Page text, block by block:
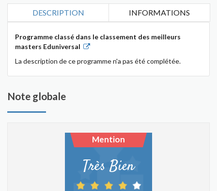
DESCRIPTION INFORMATIONS
Programme classé dans le classement des meilleurs
masters Eduniversal
La description de ce programme n'a pas été complétée.
Note globale
Mention
Très Bien